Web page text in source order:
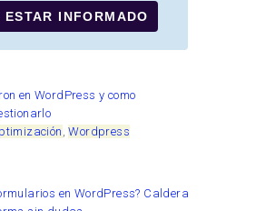
ESTAR INFORMADO
en WordPress y como
,Wordpress
en WordPress? Caldera